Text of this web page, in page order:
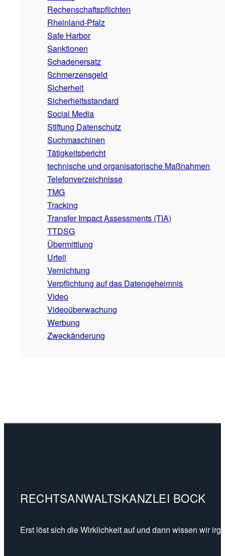
Rechenschaftspflichten
Rheinland-Pfalz
Safe Harbor
Sanktionen
Schadenersatz
Schmerzensgeld
Sicherheit
Sicherheitsstandard
Social Media
Stiftung Datenschutz
Suchmaschinen
Tätigkeitsbericht
technische und organisatorische Maßnahmen
Telefonverzeichnisse
TMG
Tracking
Transfer Impact Assessments (TIA)
TTDSG
Übermittlung
Urteil
Vernichtung
Verpflichtung auf das Datengeheimnis
Video
Videoüberwachung
Werbung
Zweckänderung
RECHTSANWALTSKANZLEI BOCK
Erst löst sich die Wirklichkeit auf und dann wissen wir